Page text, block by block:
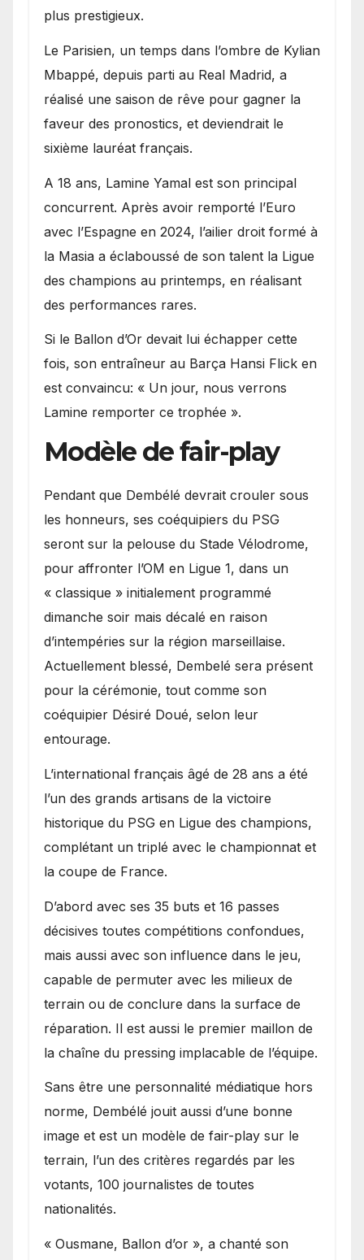
plus prestigieux.
Le Parisien, un temps dans l’ombre de Kylian
Mbappé, depuis parti au Real Madrid, a
réalisé une saison de rêve pour gagner la
faveur des pronostics, et deviendrait le
sixième lauréat français.
A 18 ans, Lamine Yamal est son principal
concurrent. Après avoir remporté l’Euro
avec l’Espagne en 2024, l’ailier droit formé à
la Masia a éclaboussé de son talent la Ligue
des champions au printemps, en réalisant
des performances rares.
Si le Ballon d’Or devait lui échapper cette
fois, son entraîneur au Barça Hansi Flick en
est convaincu: « Un jour, nous verrons
Lamine remporter ce trophée ».
Modèle de fair-play
Pendant que Dembélé devrait crouler sous
les honneurs, ses coéquipiers du PSG
seront sur la pelouse du Stade Vélodrome,
pour affronter l’OM en Ligue 1, dans un
« classique » initialement programmé
dimanche soir mais décalé en raison
d’intempéries sur la région marseillaise.
Actuellement blessé, Dembelé sera présent
pour la cérémonie, tout comme son
coéquipier Désiré Doué, selon leur
entourage.
L’international français âgé de 28 ans a été
l’un des grands artisans de la victoire
historique du PSG en Ligue des champions,
complétant un triplé avec le championnat et
la coupe de France.
D’abord avec ses 35 buts et 16 passes
décisives toutes compétitions confondues,
mais aussi avec son influence dans le jeu,
capable de permuter avec les milieux de
terrain ou de conclure dans la surface de
réparation. Il est aussi le premier maillon de
la chaîne du pressing implacable de l’équipe.
Sans être une personnalité médiatique hors
norme, Dembélé jouit aussi d’une bonne
image et est un modèle de fair-play sur le
terrain, l’un des critères regardés par les
votants, 100 journalistes de toutes
nationalités.
« Ousmane, Ballon d’or », a chanté son